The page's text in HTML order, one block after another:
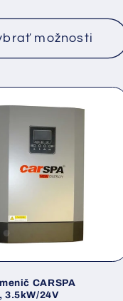
možnosti
CARSPA
3.5kW/24V